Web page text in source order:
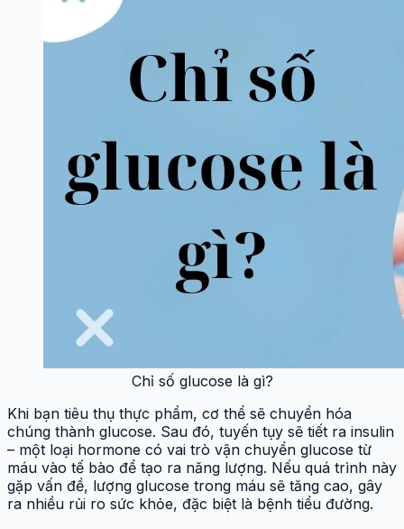
Chỉ số glucose là gì?
Khi bạn tiêu thụ thực phẩm, cơ thể sẽ chuyển hóa
chúng thành glucose. Sau đó, tuyến tụy sẽ tiết ra insulin
– một loại hormone có vai trò vận chuyển glucose từ
máu vào tế bào để tạo ra năng lượng. Nếu quá trình này
gặp vấn đề, lượng glucose trong máu sẽ tăng cao, gây
ra nhiều rủi ro sức khỏe, đặc biệt là bệnh tiểu đường.